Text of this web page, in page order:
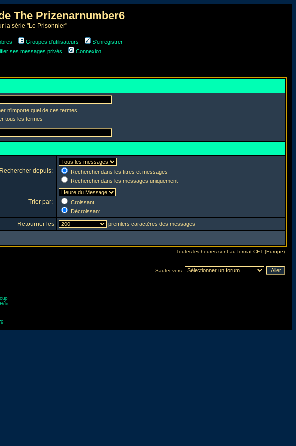
The Prizenarnumber6
la série "Le Prisonnier"
Groupes d'utilisateurs
S'enregistrer
ses messages privés Connexion
n'importe quel de ces termes
tous les termes
Rechercher depuis:
Rechercher dans les titres et messages
Rechercher dans les messages uniquement
Trier par:
Croissant
Décroissant
Retourner les premiers caractères des messages
Toutes les heures sont au format CET (Europe)
Sauter vers:
Hélix